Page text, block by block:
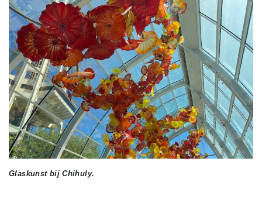
Glaskunst bij Chihuly.